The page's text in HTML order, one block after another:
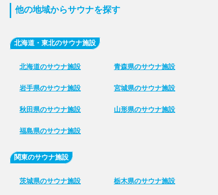
他の地域からサウナを探す
北海道・東北のサウナ施設
北海道のサウナ施設 青森県のサウナ施設
岩手県のサウナ施設 宮城県のサウナ施設
秋田県のサウナ施設 山形県のサウナ施設
福島県のサウナ施設
関東のサウナ施設
茨城県のサウナ施設 栃木県のサウナ施設